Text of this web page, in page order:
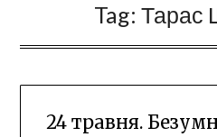
Tag: Тарас
24 травня.